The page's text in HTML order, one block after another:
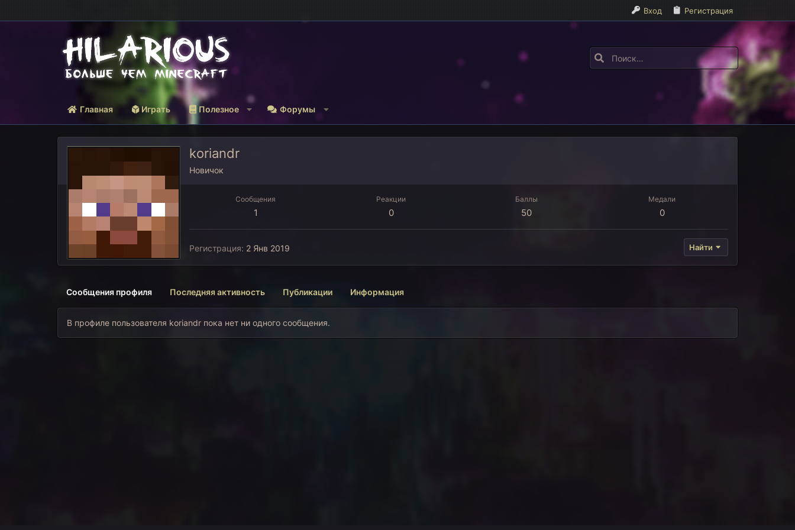
Вход Регистрация
Главная Играть Полезное Форумы
koriandr
Новичок
Сообщения
1
Реакции
0
Баллы
50
Медали
0
Регистрация 2 Янв 2019 Найти
Сообщения профиля Последняя активность Публикации Информация
В профиле пользователя koriandr пока нет ни одного сообщения.